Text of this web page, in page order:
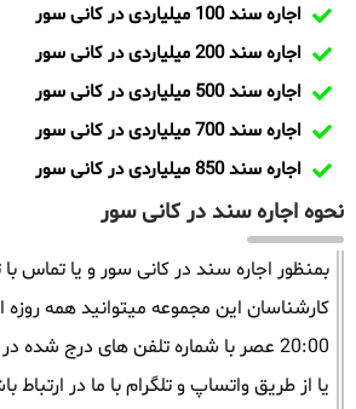
اجاره سند 100 میلیاردی در کانی سور
اجاره سند 200 میلیاردی در کانی سور
اجاره سند 500 میلیاردی در کانی سور
اجاره سند 700 میلیاردی در کانی سور
اجاره سند 850 میلیاردی در کانی سور
نحوه اجاره سند در کانی سور
بمنظور اجاره سند در کانی سور و یا تماس
20:00 عصر با شماره تلفن های درج
یا از طریق واتساپ و تلگرام با ما در ارتباط